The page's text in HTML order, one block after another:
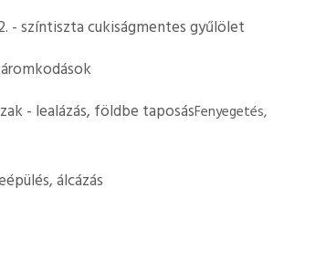
- színtiszta cukiságmentes gyűlölet
- lealázás, földbe taposásFenyegetés,
álcázás